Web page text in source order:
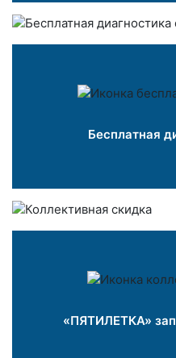
Бесплатная
«ПЯТИЛЕТКА»